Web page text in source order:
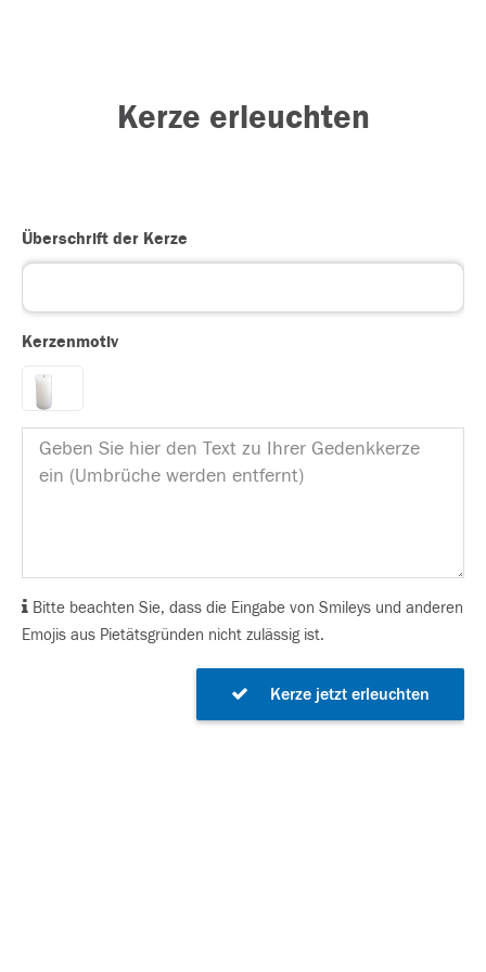
Kerze erleuchten
Überschrift der Kerze
Kerzenmotiv
Bitte beachten Sie, dass die Eingabe von Smileys und anderen
Emojis aus Pietätsgründen nicht zulässig ist.
Kerze jetzt erleuchten